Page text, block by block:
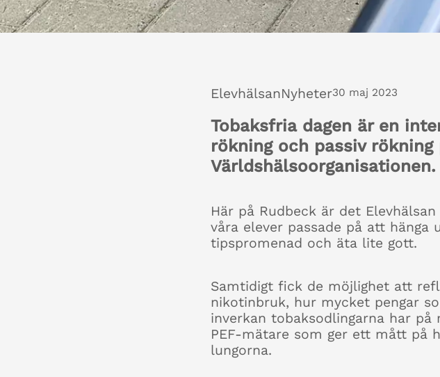
30 maj 2023
ElevhälsanNyheter
Tobaksfria dagen är en
rökning och passiv
Världshälsoorganisationen.
Här på Rudbeck är det
våra elever passade på att
tipspromenad och äta lite gott.
Samtidigt fick de möjlighet att
nikotinbruk, hur mycket pengar
inverkan tobaksodlingarna har
PEF-mätare som ger ett mått på
lungorna.